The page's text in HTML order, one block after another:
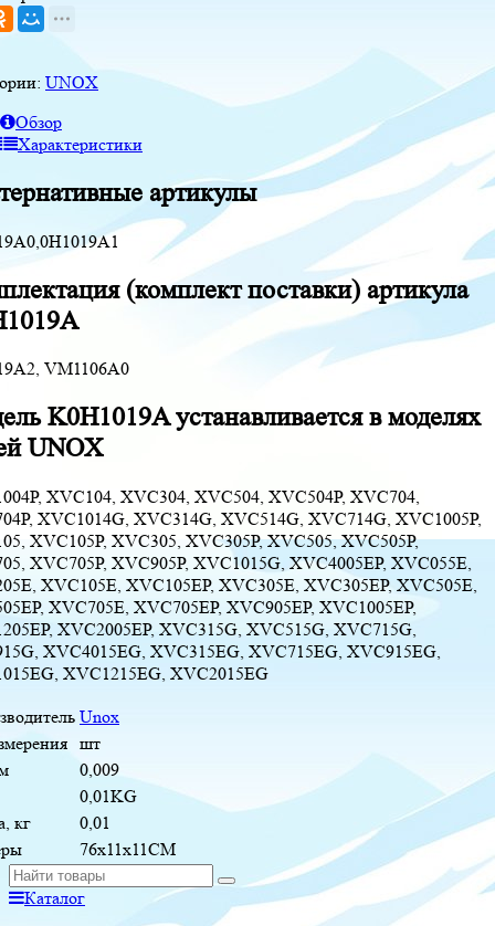
UNOX
Обзор
Характеристики
артикулы
(комплект поставки) артикула
VM1106A0
K0H1019A устанавливается в моделях
UNOX
XVC104, XVC304, XVC504, XVC504P, XVC704,
XVC1014G, XVC314G, XVC514G, XVC714G, XVC1005P,
XVC105P, XVC305, XVC305P, XVC505, XVC505P,
XVC705P, XVC905P, XVC1015G, XVC4005EP, XVC055E,
XVC105E, XVC105EP, XVC305E, XVC305EP, XVC505E,
XVC705E, XVC705EP, XVC905EP, XVC1005EP,
XVC2005EP, XVC315G, XVC515G, XVC715G,
XVC4015EG, XVC315EG, XVC715EG, XVC915EG,
XVC1215EG, XVC2015EG
Unox
шт
0,009
0,01KG
кг
0,01
76x11x11CM
Каталог